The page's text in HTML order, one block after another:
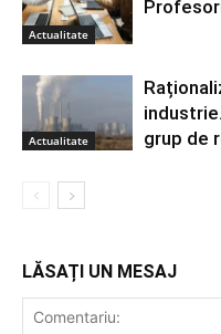
Actualitate
Actualitate
grup de
LĂSAȚI UN MESAJ